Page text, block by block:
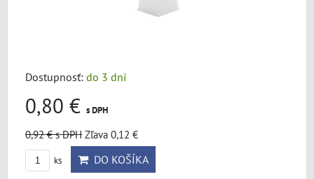
Dostupnosť: do 3 dní
0,80 € s DPH
0,92 €s DPH Zľava 0,12 €
ks DO KOŠÍKA